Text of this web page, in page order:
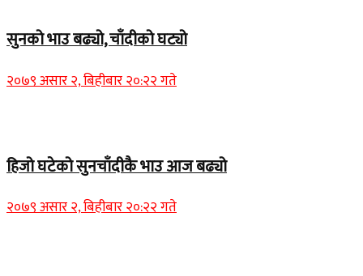
सुनको भाउ बढ्यो, चाँदीको घट्यो
२०७९ असार २, बिहीबार २०:२२ गते
हिजो घटेको सुनचाँदीकै भाउ आज बढ्यो
२०७९ असार २, बिहीबार २०:२२ गते